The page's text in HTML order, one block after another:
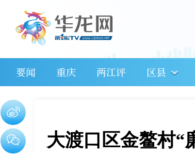
要闻 重庆 两江评 区县
大渡口区金鳌村“